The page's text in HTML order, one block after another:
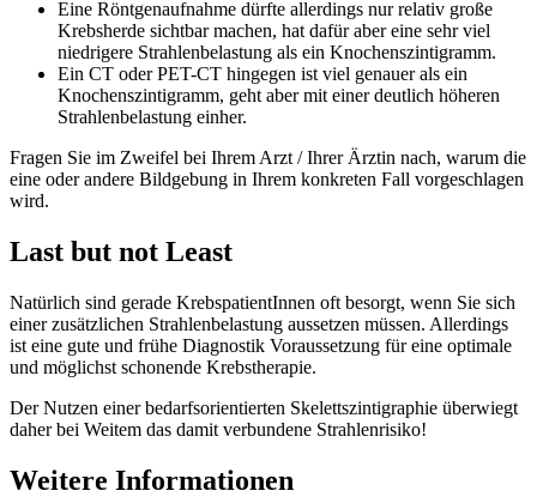
Eine Röntgenaufnahme dürfte allerdings nur relativ große
Krebsherde sichtbar machen, hat dafür aber eine sehr viel
niedrigere Strahlenbelastung als ein Knochenszintigramm.
Ein CT oder PET-CT hingegen ist viel genauer als ein
Knochenszintigramm, geht aber mit einer deutlich höheren
Strahlenbelastung einher.
Fragen Sie im Zweifel bei Ihrem Arzt / Ihrer Ärztin nach, warum die
eine oder andere Bildgebung in Ihrem konkreten Fall vorgeschlagen
wird.
Last but not Least
Natürlich sind gerade KrebspatientInnen oft besorgt, wenn Sie sich
einer zusätzlichen Strahlenbelastung aussetzen müssen. Allerdings
ist eine gute und frühe Diagnostik Voraussetzung für eine optimale
und möglichst schonende Krebstherapie.
Der Nutzen einer bedarfsorientierten Skelettszintigraphie überwiegt
daher bei Weitem das damit verbundene Strahlenrisiko!
Weitere Informationen